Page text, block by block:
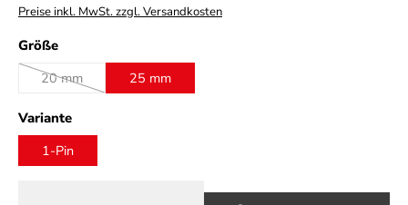
Preise inkl. MwSt. zzgl. Versandkosten
Größeauswählen
20 mm
(Diese Option ist zurzeit nicht verfügbar.)
25 mm
Varianteauswählen
1-Pin